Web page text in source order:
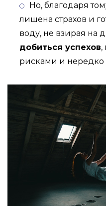
Но, благодаря
лишена страхов и
воду, не взирая на
добиться успехов,
рисками и нередко